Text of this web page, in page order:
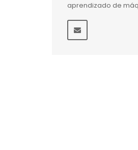
aprendizado de